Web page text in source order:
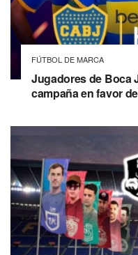
FÚTBOL DE MARCA
Jugadores de Boca
campaña en favor